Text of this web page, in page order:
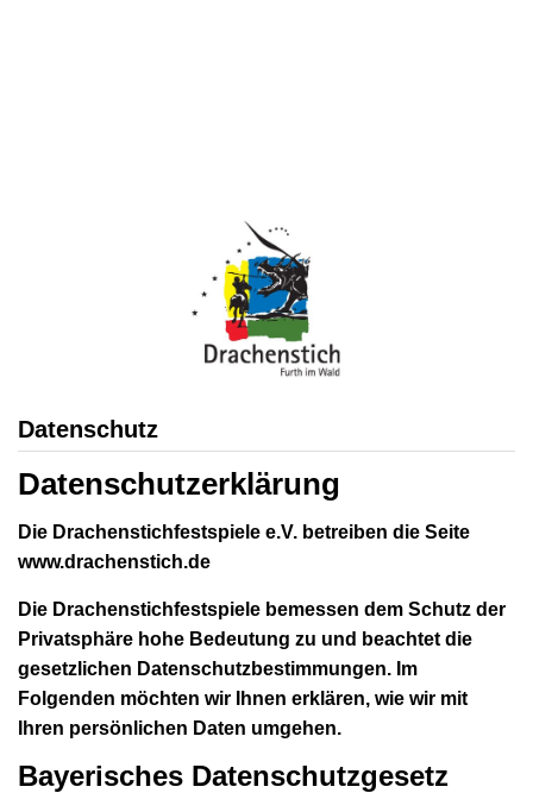
Datenschutz
Datenschutzerklärung
Die Drachenstichfestspiele e.V. betreiben die Seite
www.drachenstich.de
Die Drachenstichfestspiele bemessen dem Schutz der
Privatsphäre hohe Bedeutung zu und beachtet die
gesetzlichen Datenschutzbestimmungen. Im
Folgenden möchten wir Ihnen erklären, wie wir mit
Ihren persönlichen Daten umgehen.
Bayerisches Datenschutzgesetz